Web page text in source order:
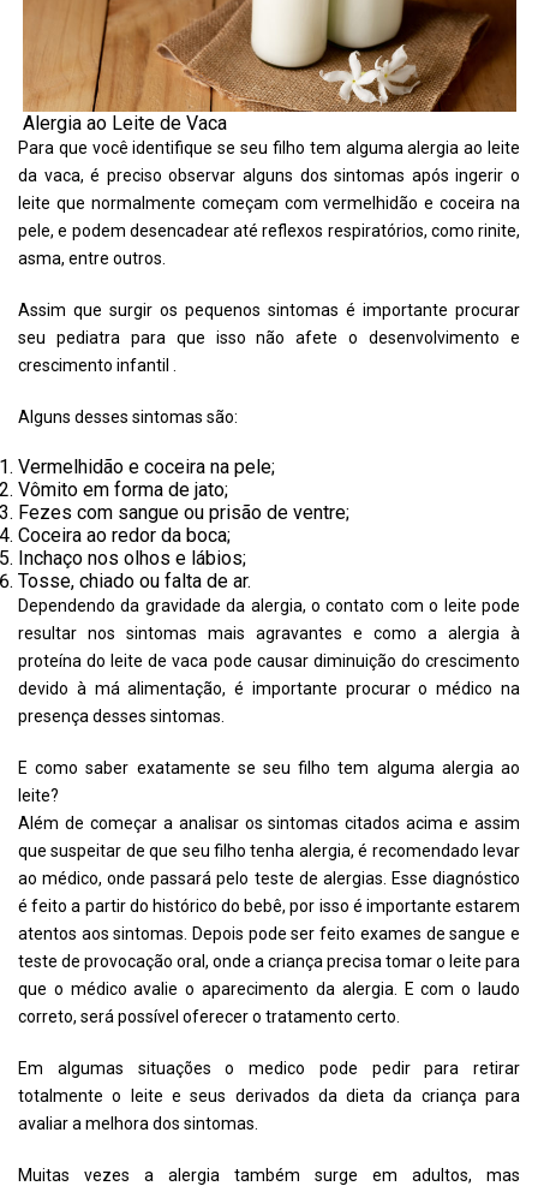
Alergia ao Leite de Vaca
Para que você identifique se seu filho tem alguma alergia ao leite
da vaca, é preciso observar alguns dos sintomas após ingerir o
leite que normalmente começam com vermelhidão e coceira na
pele, e podem desencadear até reflexos respiratórios, como rinite,
asma, entre outros.
Assim que surgir os pequenos sintomas é importante procurar
seu pediatra para que isso não afete o desenvolvimento e
crescimento infantil .
Alguns desses sintomas são:
Vermelhidão e coceira na pele;
Vômito em forma de jato;
Fezes com sangue ou prisão de ventre;
Coceira ao redor da boca;
Inchaço nos olhos e lábios;
Tosse, chiado ou falta de ar.
Dependendo da gravidade da alergia, o contato com o leite pode
resultar nos sintomas mais agravantes e como a alergia à
proteína do leite de vaca pode causar diminuição do crescimento
devido à má alimentação, é importante procurar o médico na
presença desses sintomas.
E como saber exatamente se seu filho tem alguma alergia ao
leite?
Além de começar a analisar os sintomas citados acima e assim
que suspeitar de que seu filho tenha alergia, é recomendado levar
ao médico, onde passará pelo teste de alergias. Esse diagnóstico
é feito a partir do histórico do bebê, por isso é importante estarem
atentos aos sintomas. Depois pode ser feito exames de sangue e
teste de provocação oral, onde a criança precisa tomar o leite para
que o médico avalie o aparecimento da alergia. E com o laudo
correto, será possível oferecer o tratamento certo.
Em algumas situações o medico pode pedir para retirar
totalmente o leite e seus derivados da dieta da criança para
avaliar a melhora dos sintomas.
Muitas vezes a alergia também surge em adultos, mas